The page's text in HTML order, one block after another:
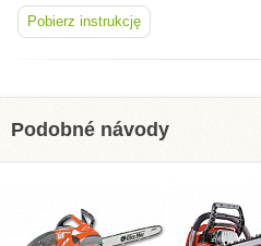
Pobierz instrukcję
Podobné návody